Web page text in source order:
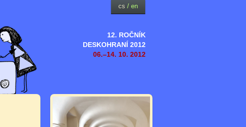
12. ROČNÍK
DESKOHRANÍ 2012
06.–14. 10. 2012
cs / en